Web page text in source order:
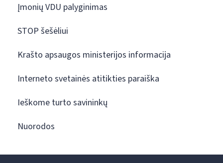
Įmonių VDU palyginimas
STOP šešėliui
Krašto apsaugos ministerijos informacija
Interneto svetainės atitikties paraiška
Ieškome turto savininkų
Nuorodos